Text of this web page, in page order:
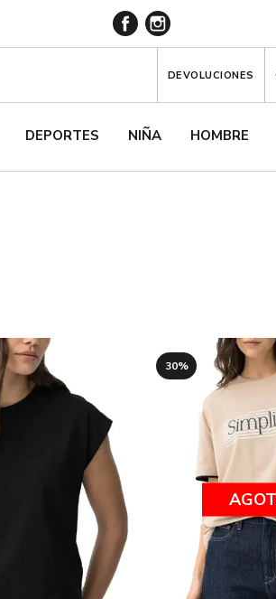
DEPORTES NIÑA HOMBRE
DEVOLUCIONES
30%